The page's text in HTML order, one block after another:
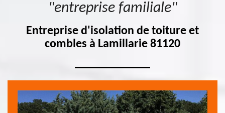
"entreprise familiale"
Entreprise d'isolation de toiture et
combles à Lamillarie 81120